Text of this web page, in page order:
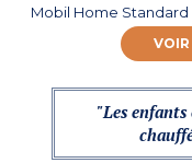
Mobil Home Standard
"Les